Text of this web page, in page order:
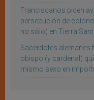
Franciscanos piden
persecución de
no sólo) en Tierra
Sacerdotes alemanes
obispo (y cardenal)
mismo sexo en